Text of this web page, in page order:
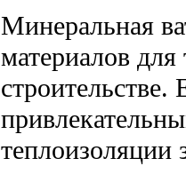
Минеральная
материалов
теплоизоляции